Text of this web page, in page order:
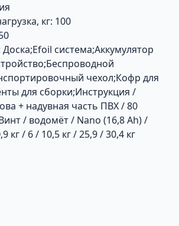
кг: 100
Доска;Efoil система;Аккумулятор
чехол;Кофр для
для сборки;Инструкция /
+ надувная часть ПВХ / 80
/ водомёт / Nano (16,8 Ah) /
кг / 6 / 10,5 кг / 25,9 / 30,4 кг